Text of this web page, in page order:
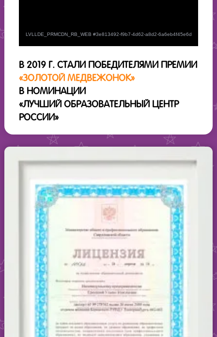
В 2019 Г. СТАЛИ ПОБЕДИТЕЛЯМИ ПРЕМИИ
«ЗОЛОТОЙ МЕДВЕЖОНОК»
В НОМИНАЦИИ
«ЛУЧШИЙ ОБРАЗОВАТЕЛЬНЫЙ ЦЕНТР
РОССИИ»